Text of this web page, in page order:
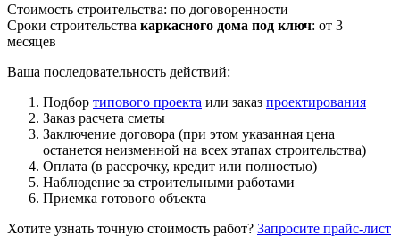
Стоимость строительства: по договоренности
Сроки строительства каркасного дома под ключ: от 3
месяцев
Ваша последовательность действий:
Подбор типового проекта или заказ проектирования
Заказ расчета сметы
Заключение договора (при этом указанная цена
останется неизменной на всех этапах строительства)
Оплата (в рассрочку, кредит или полностью)
Наблюдение за строительными работами
Приемка готового объекта
Хотите узнать точную стоимость работ? Запросите прайс-лист